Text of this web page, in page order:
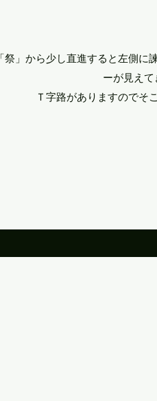
「祭」から少し直進すると左側に
ーが見えて
Ｔ字路がありますのでそ